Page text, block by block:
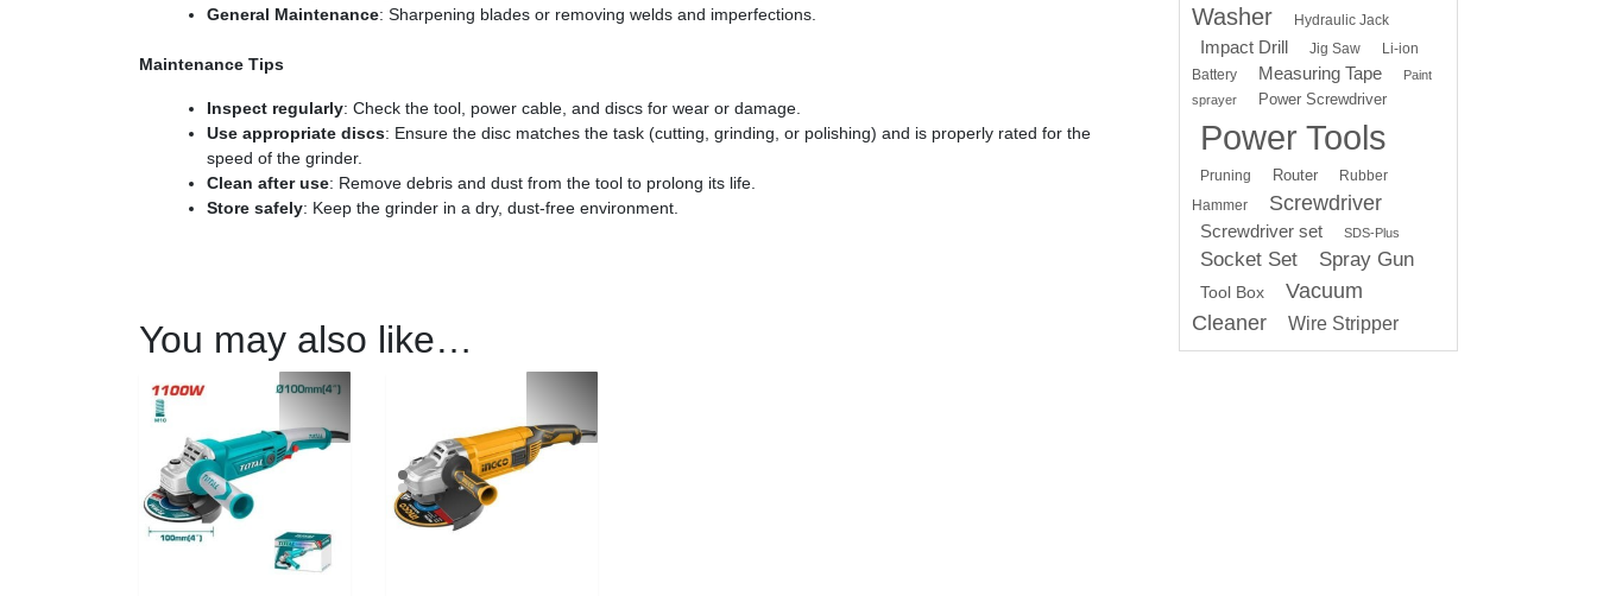
General Maintenance: Sharpening blades or removing welds and imperfections.
Maintenance Tips
Inspect regularly: Check the tool, power cable, and discs for wear or damage.
Use appropriate discs: Ensure the disc matches the task (cutting, grinding, or polishing) and is properly rated for the
speed of the grinder.
Clean after use: Remove debris and dust from the tool to prolong its life.
Store safely: Keep the grinder in a dry, dust-free environment.
You may also like…
Washer
Hydraulic Jack
Impact Drill Jig Saw
Li-ion
Battery
Measuring Tape
Paint
sprayer
Power Screwdriver
Power Tools
Pruning Router
Rubber
Hammer
Screwdriver
Screwdriver set SDS-Plus
Socket Set Spray Gun
Tool Box
Vacuum
Cleaner
Wire Stripper